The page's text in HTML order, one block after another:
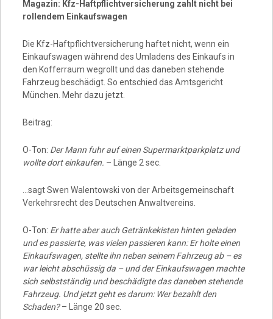
Magazin: Kfz-Haftpflichtversicherung zahlt nicht bei
rollendem Einkaufswagen
Die Kfz-Haftpflichtversicherung haftet nicht, wenn ein
Einkaufswagen während des Umladens des Einkaufs in
den Kofferraum wegrollt und das daneben stehende
Fahrzeug beschädigt. So entschied das Amtsgericht
München. Mehr dazu jetzt.
Beitrag:
O-Ton: Der Mann fuhr auf einen Supermarktparkplatz und
wollte dort einkaufen. – Länge 2 sec.
…sagt Swen Walentowski von der Arbeitsgemeinschaft
Verkehrsrecht des Deutschen Anwaltvereins.
O-Ton: Er hatte aber auch Getränkekisten hinten geladen
und es passierte, was vielen passieren kann: Er holte einen
Einkaufswagen, stellte ihn neben seinem Fahrzeug ab – es
war leicht abschüssig da – und der Einkaufswagen machte
sich selbstständig und beschädigte das daneben stehende
Fahrzeug. Und jetzt geht es darum: Wer bezahlt den
Schaden?– Länge 20 sec.